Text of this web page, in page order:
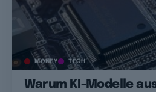
MONEY TECH
Warum KI-Modelle